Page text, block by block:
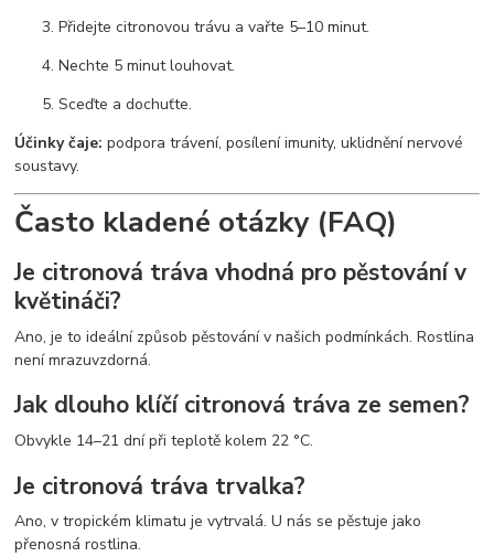
Přidejte citronovou trávu a vařte 5–10 minut.
Nechte 5 minut louhovat.
Sceďte a dochuťte.
Účinky čaje: podpora trávení, posílení imunity, uklidnění nervové
soustavy.
Často kladené otázky (FAQ)
Je citronová tráva vhodná pro pěstování v
květináči?
Ano, je to ideální způsob pěstování v našich podmínkách. Rostlina
není mrazuvzdorná.
Jak dlouho klíčí citronová tráva ze semen?
Obvykle 14–21 dní při teplotě kolem 22 °C.
Je citronová tráva trvalka?
Ano, v tropickém klimatu je vytrvalá. U nás se pěstuje jako
přenosná rostlina.